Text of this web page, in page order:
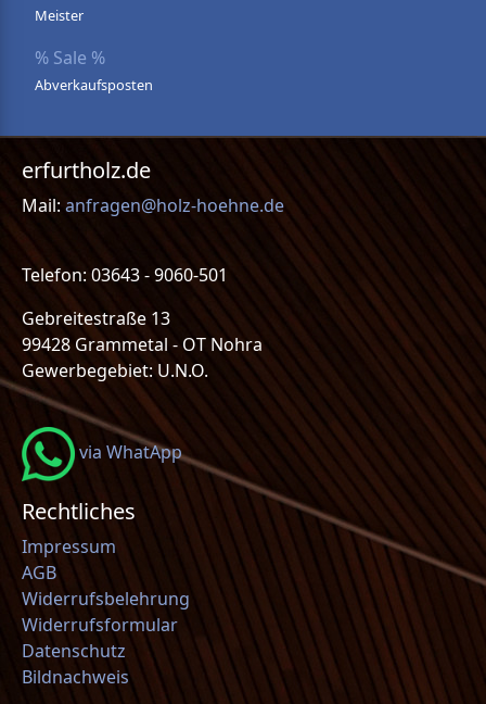
Meister
% Sale %
Abverkaufsposten
erfurtholz.de
Mail: anfragen@holz-hoehne.de
Telefon: 03643 - 9060-501
Gebreitestraße 13
99428 Grammetal - OT Nohra
Gewerbegebiet: U.N.O.
via WhatApp
Rechtliches
Impressum
AGB
Widerrufsbelehrung
Widerrufsformular
Datenschutz
Bildnachweis